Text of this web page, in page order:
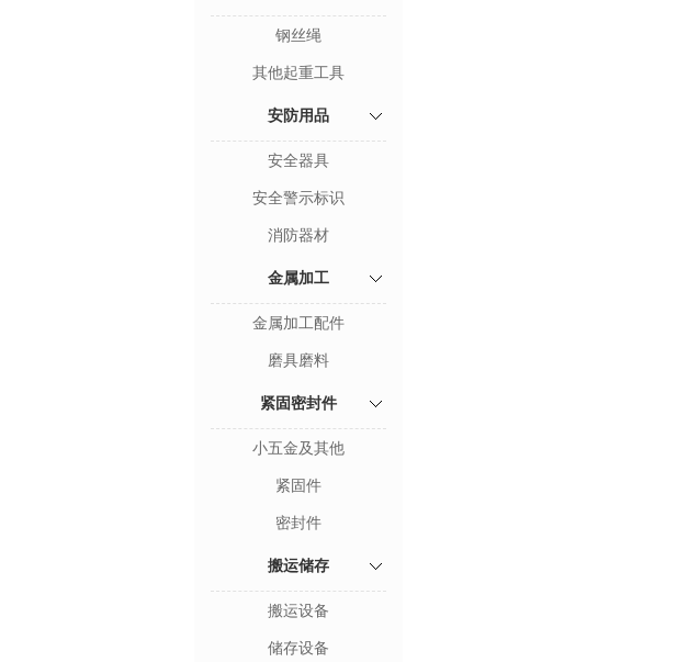
钢丝绳
其他起重工具
安防用品
安全器具
安全警示标识
消防器材
金属加工
金属加工配件
磨具磨料
紧固密封件
小五金及其他
紧固件
密封件
搬运储存
搬运设备
储存设备